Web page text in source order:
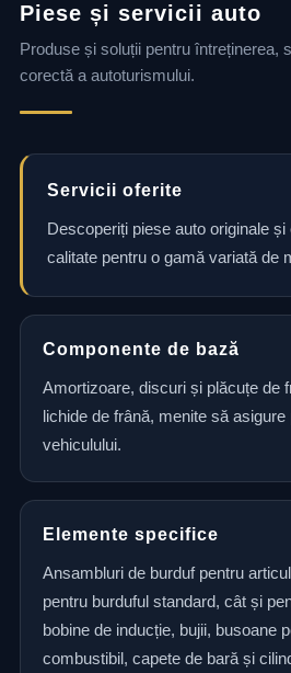
Piese și servicii auto
Produse și soluții pentru întreținerea,
corectă a autoturismului.
Servicii oferite
Descoperiți piese auto originale
calitate pentru o gamă variată de
Componente de bază
Amortizoare, discuri și plăcuțe de
lichide de frână, menite să
vehiculului.
Elemente specifice
Ansambluri de burduf pentru
pentru burduful standard, cât și
bobine de inducție, bujii, busoane
combustibil, capete de bară și